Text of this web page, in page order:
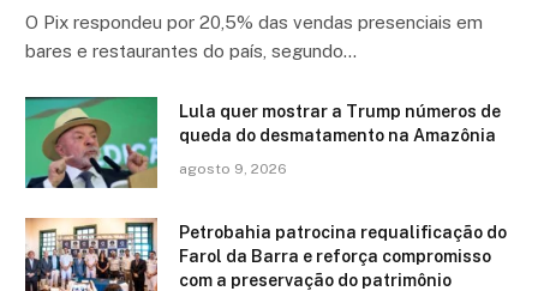
O Pix respondeu por 20,5% das vendas presenciais em
bares e restaurantes do país, segundo…
Lula quer mostrar a Trump números de
queda do desmatamento na Amazônia
agosto 9, 2026
Petrobahia patrocina requalificação do
Farol da Barra e reforça compromisso
com a preservação do patrimônio